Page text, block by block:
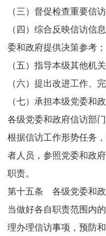
（三）督促检查重要信
（四）综合反映信访信
委和政府提供决策参考；
（五）指导本级其他机
（六）提出改进工作、
（七）承担本级党委和
各级党委和政府信访部
根据信访工作形势任务
者人员，参照党委和政
职责。
第十五条 各级党委和
当做好各自职责范围内
理办理信访事项，预防